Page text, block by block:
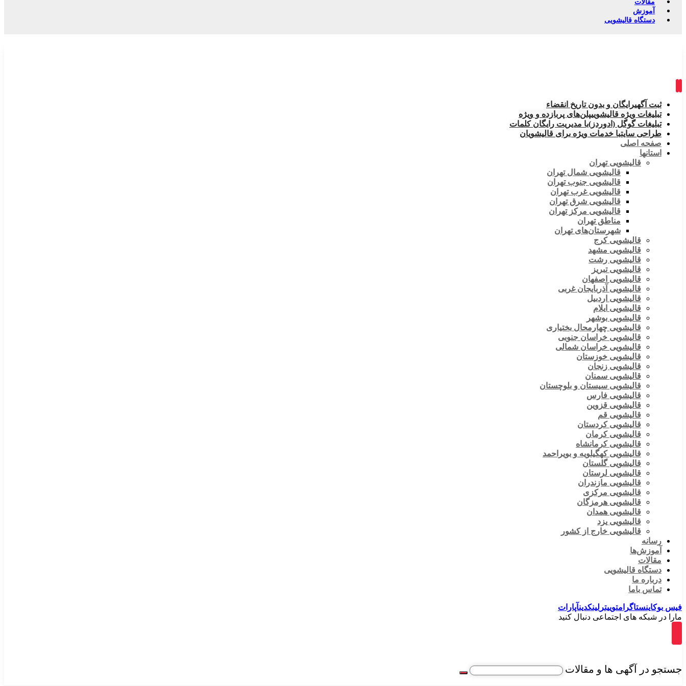
مقالات
آموزش
دستگاه قالیشویی
ثبت آگهیرایگان و بدون تاریخ انقضاء
تبلیغات ویژه قالیشوییپلن‌های پربازده و ویژه
تبلیغات گوگل (ادوردز)با مدیریت رایگان کلمات
طراحی سایتبا خدمات ویژه برای قالیشویان
صفحه اصلی
استانها
قالیشویی تهران
قالیشویی شمال تهران
قالیشویی جنوب تهران
قالیشویی غرب تهران
قالیشویی شرق تهران
قالیشویی مرکز تهران
مناطق تهران
شهرستان‌های تهران
قالیشویی کرج
قالیشویی مشهد
قالیشویی رشت
قالیشویی تبریز
قالیشویی اصفهان
قالیشویی آذربایجان غربی
قالیشویی اردبیل
قالیشویی ایلام
قالیشویی بوشهر
قالیشویی چهارمحال بختیاری
قالیشویی خراسان جنوبی
قالیشویی خراسان شمالی
قالیشویی خوزستان
قالیشویی زنجان
قالیشویی سمنان
قالیشویی سیستان و بلوچستان
قالیشویی فارس
قالیشویی قزوین
قالیشویی قم
قالیشویی کردستان
قالیشویی کرمان
قالیشویی کرمانشاه
قالیشویی کهگیلویه و بویراحمد
قالیشویی گلستان
قالیشویی لرستان
قالیشویی مازندران
قالیشویی مرکزی
قالیشویی هرمزگان
قالیشویی همدان
قالیشویی یزد
قالیشویی خارج از کشور
رسانه
آموزش‌ها
مقالات
دستگاه قالیشویی
درباره ما
تماس باما
فیس بوکاینستاگرامتوییتر لینکدینآپارات
مارا در شبکه های اجتماعی دنبال کنید
جستجو در آگهی ها و مقالات